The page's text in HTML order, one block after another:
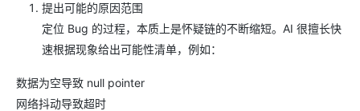
提出可能的原因范围
定位 Bug 的过程，本质上是怀疑链的不断缩短。AI 很擅长快
速根据现象给出可能性清单，例如：
数据为空导致 null pointer
网络抖动导致超时